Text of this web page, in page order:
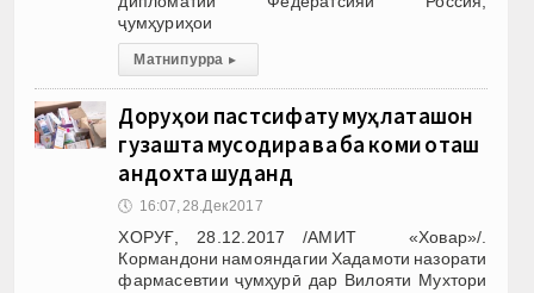
ҷумҳуриҳои
Матни пурра ▸
Доруҳои пастсифату муҳлаташон
гузашта мусодира ва ба коми оташ
андохта шуданд
🕔 16:07, 28.Дек 2017
ХОРУҒ, 28.12.2017 /АМИТ «Ховар»/.
Кормандони намояндагии Хадамоти назорати
фармасевтии ҷумҳурӣ дар Вилояти Мухтори